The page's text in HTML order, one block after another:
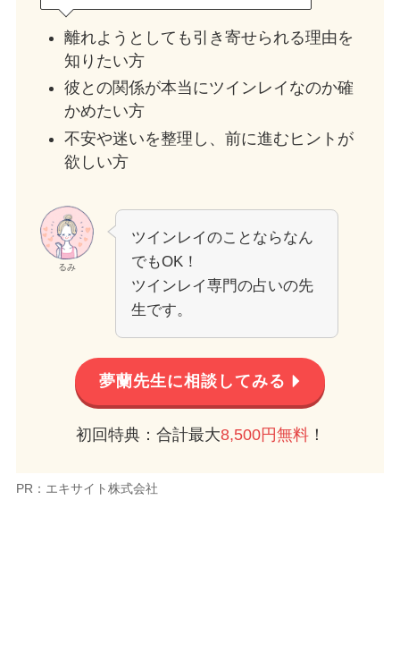
離れようとしても引き寄せられる理由を
知りたい方
彼との関係が本当にツインレイなのか確
かめたい方
不安や迷いを整理し、前に進むヒントが
欲しい方
るみ
ツインレイのことならなん
でもOK！
ツインレイ専門の占いの先
生です。
夢蘭先生に相談してみる
初回特典：合計最大8,500円無料！
PR：エキサイト株式会社